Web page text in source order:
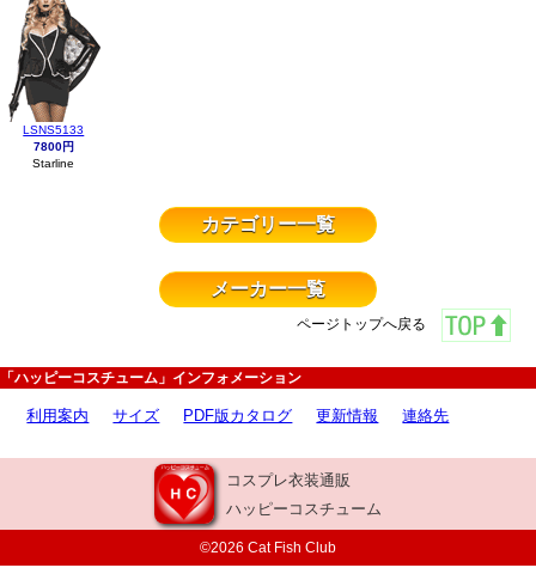
LSNS5133
7800円
Starline
カテゴリー一覧
メーカー一覧
ページトップへ戻る
「ハッピーコスチューム」インフォメーション
利用案内 サイズ PDF版カタログ 更新情報 連絡先
コスプレ衣装通販
ハッピーコスチューム
©2026 Cat Fish Club